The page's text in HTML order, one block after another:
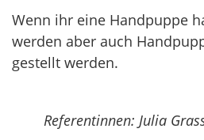
Wenn ihr eine Handpuppe
werden aber auch
gestellt werden.
Referentinnen: Julia